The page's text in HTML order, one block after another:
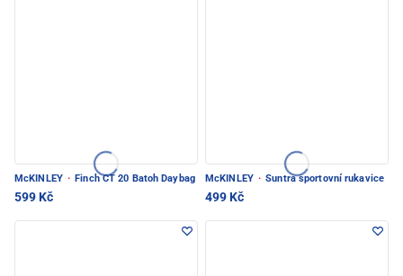
McKINLEY · Finch CT 20 Batoh Daybag
599 Kč
McKINLEY · Suntra sportovní rukavice
499 Kč